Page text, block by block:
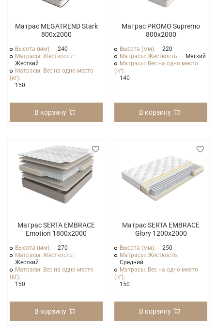
Матрас MEGATREND Stark
800x2000
Высота (мм):
240
Матрасы: Жёсткость:
Жесткий
Матрасы: Вес на одно место
(кг):
150
В корзину
Матрас PROMO Supremo
800x2000
Высота (мм):
220
Матрасы: Жёсткость:
Мягкий
Матрасы: Вес на одно место
(кг):
140
В корзину
Матрас SERTA EMBRACE
Emotion 1800x2000
Высота (мм):
270
Матрасы: Жёсткость:
Жесткий
Матрасы: Вес на одно место
(кг):
150
В корзину
Матрас SERTA EMBRACE
Glory 1200x2000
Высота (мм):
250
Матрасы: Жёсткость:
Средний
Матрасы: Вес на одно место
(кг):
150
В корзину